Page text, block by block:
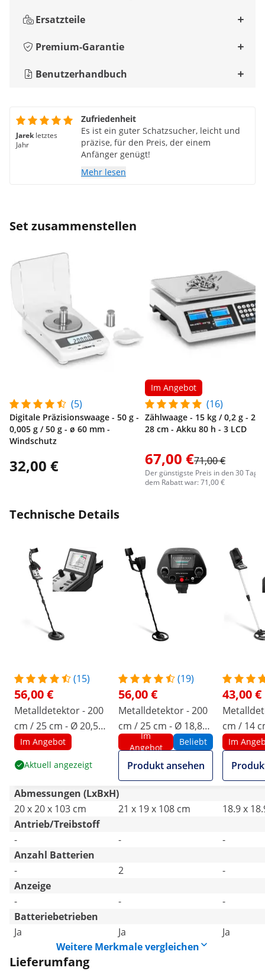
Ersatzteile
Premium-Garantie
Benutzerhandbuch
Jarek letztes
Jahr
Zufriedenheit
Es ist ein guter Schatzsucher, leicht und
präzise, für den Preis, der einem
Anfänger genügt!
Mehr lesen
Set zusammenstellen
(5)
Digitale Präzisionswaage - 50 g -
0,005 g / 50 g - ø 60 mm -
Windschutz
32,00 €
Im Angebot
(16)
Zählwaage - 15 kg / 0,2 g -
28 cm - Akku 80 h - 3 LCD
67,00 €71,00 €
Der günstigste Preis in den 30
dem Rabatt war: 71,00 €
Technische Details
(15)
56,00 €
Metalldetektor - 200
cm / 25 cm - Ø 20,5
cm
Im Angebot
Aktuell angezeigt
(19)
56,00 €
Metalldetektor - 200
cm / 25 cm - Ø 18,8
Im
Angebot
Beliebt
Produkt ansehen
43,00 €
cm / 14
Im
Abmessungen (LxBxH)
20 x 20 x 103 cm
21 x 19 x 108 cm
18.9 x
Antrieb/Treibstoff
-
-
-
Anzahl Batterien
-
2
-
Anzeige
-
-
-
Batteriebetrieben
Ja
Ja
Ja
Weitere Merkmale vergleichen
Lieferumfang